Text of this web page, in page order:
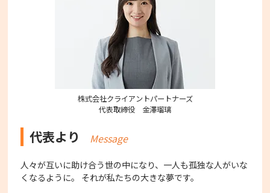
株式会社クライアントパートナーズ
代表取締役 金澤瑠璃
代表より Message
人々が互いに助け合う世の中になり、一人も孤独な人がいな
くなるように。 それが私たちの大きな夢です。